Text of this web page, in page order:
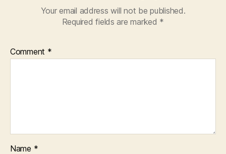
Your email address will not be published.
Required fields are marked *
Comment *
Name *